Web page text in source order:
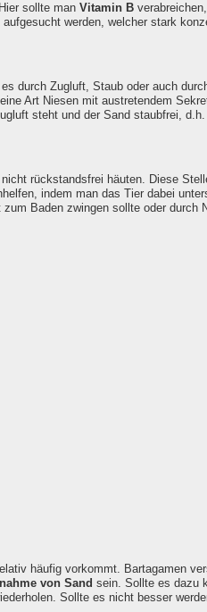
sollte man Vitamin B
werden, welcher stark
durch Zugluft, Staub oder auch
Art Niesen mit austretendem
steht und der Sand staubfrei,
rückstandsfrei häuten. Diese
indem man das Tier dabei
Baden zwingen sollte oder durch
häufig vorkommt. Bartagamen
von Sand sein. Sollte es dazu
Sollte es nicht besser